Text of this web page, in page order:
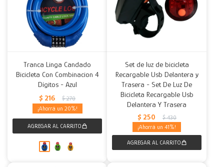
Tranca Linga Candado
Bicicleta Con Combinacion 4
Dígitos - Azul
$ 216 $ 270
20
Set de luz de bicicleta
Recargable Usb Delantera y
Trasera - Set De Luz De
Bicicleta Recargable Usb
Delantera Y Trasera
$ 250 $ 430
41